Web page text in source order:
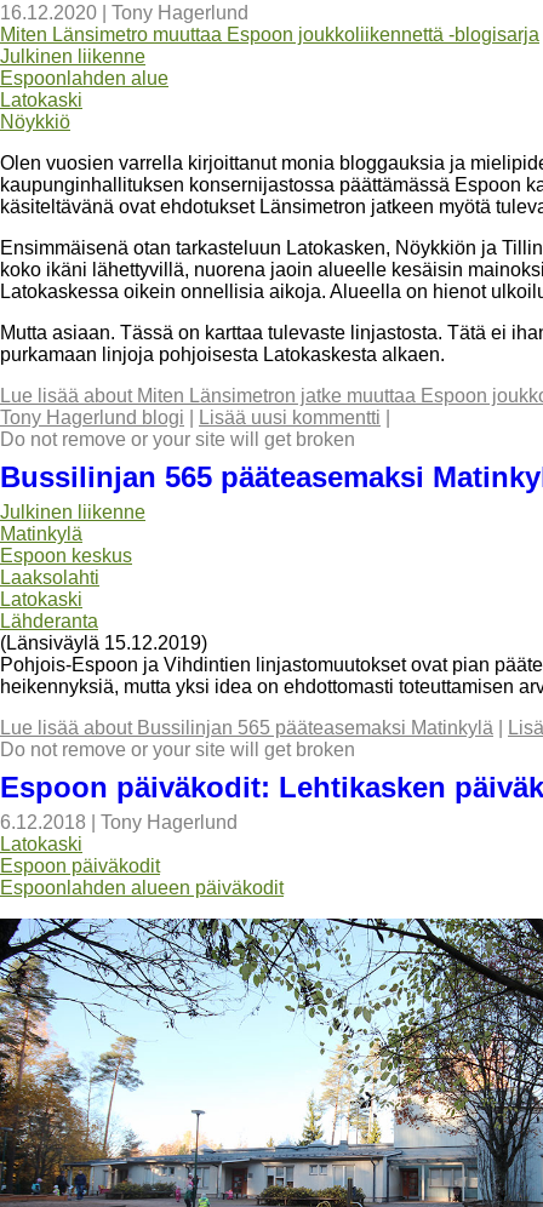
16.12.2020
Tony Hagerlund
Miten Länsimetro muuttaa Espoon joukkoliikennettä -blogisarja
Julkinen liikenne
Espoonlahden alue
Latokaski
Nöykkiö
Olen vuosien varrella kirjoittanut monia bloggauksia ja
kaupunginhallituksen konsernijastossa päättämässä Espoon
käsiteltävänä ovat ehdotukset Länsimetron jatkeen myötä
Ensimmäisenä otan tarkasteluun Latokasken, Nöykkiön ja
koko ikäni lähettyvillä, nuorena jaoin alueelle kesäisin
Latokaskessa oikein onnellisia aikoja. Alueella on hienot
Mutta asiaan. Tässä on karttaa tulevaste linjastosta. Tätä ei
purkamaan linjoja pohjoisesta Latokaskesta alkaen.
Lue lisää about Miten Länsimetron jatke muuttaa Espoon
Tony Hagerlund blogi
Lisää uusi kommentti
Do not remove or your site will get broken
Bussilinjan 565 pääteasemaksi
Julkinen liikenne
Matinkylä
Espoon keskus
Laaksolahti
Latokaski
Lähderanta
(Länsiväylä 15.12.2019)
Pohjois-Espoon ja Vihdintien linjastomuutokset ovat pian
heikennyksiä, mutta yksi idea on ehdottomasti toteuttamisen
Lue lisää about Bussilinjan 565 pääteasemaksi Matinkylä
Do not remove or your site will get broken
Espoon päiväkodit: Lehtikasken
6.12.2018
Tony Hagerlund
Latokaski
Espoon päiväkodit
Espoonlahden alueen päiväkodit